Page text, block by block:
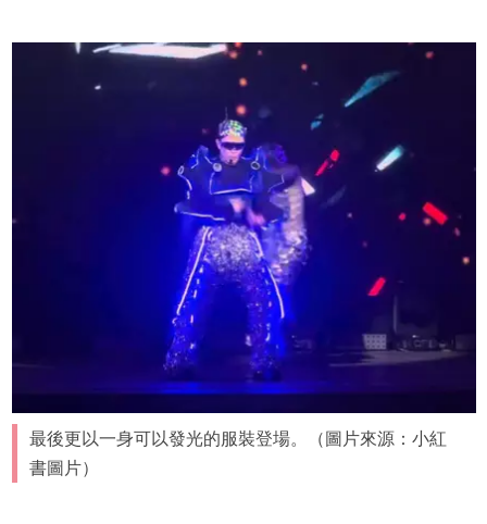
最後更以一身可以發光的服裝登場。（圖片來源：小紅
書圖片）